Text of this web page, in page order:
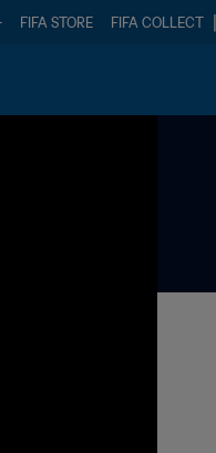
FIFA STORE FIFA COLLECT